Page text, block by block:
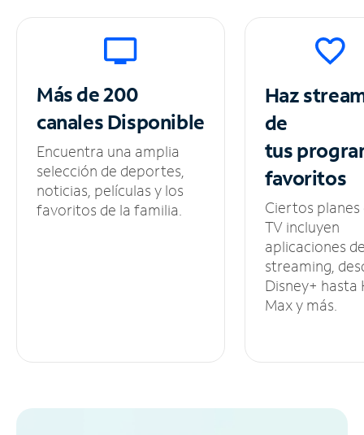
Más de 200
canalesDisponible
Encuentra una amplia
selección de deportes,
noticias, películas y los
favoritos de la familia.
Haz
de
tus
favoritos
Ciertos planes
TV incluyen
aplicaciones
streaming,
Disney+ hasta
Max y más.